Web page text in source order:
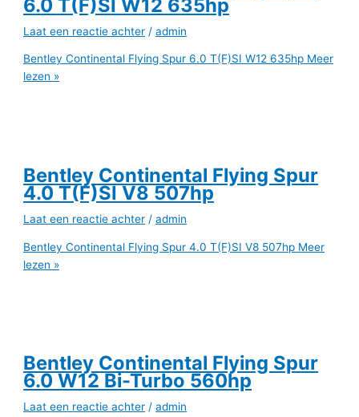
6.0 T(F)SI W12 635hp
Laat een reactie achter /admin
Bentley Continental Flying Spur 6.0 T(F)SI W12 635hp Meer
lezen »
Bentley Continental Flying Spur
4.0 T(F)SI V8 507hp
Laat een reactie achter /admin
Bentley Continental Flying Spur 4.0 T(F)SI V8 507hp Meer
lezen »
Bentley Continental Flying Spur
6.0 W12 Bi-Turbo 560hp
Laat een reactie achter /admin